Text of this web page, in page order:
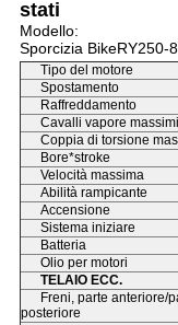
stati
Modello:
Sporcizia BikeRY250-8
Tipo del motore
Spostamento
Raffreddamento
Cavalli vapore massimi
Coppia di torsione
Bore*stroke
Velocità massima
Abilità rampicante
Accensione
Sistema iniziare
Batteria
Olio per motori
TELAIO ECC.
Freni, parte anteriore/
posteriore